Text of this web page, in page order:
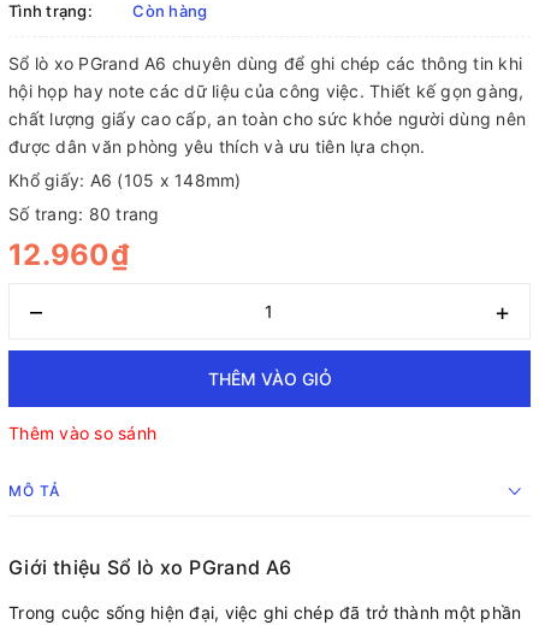
Tình trạng:
Còn hàng
Sổ lò xo PGrand A6 chuyên dùng để ghi chép các thông tin khi
hội họp hay note các dữ liệu của công việc. Thiết kế gọn gàng,
chất lượng giấy cao cấp, an toàn cho sức khỏe người dùng nên
được dân văn phòng yêu thích và ưu tiên lựa chọn.
Khổ giấy: A6 (105 x 148mm)
Số trang: 80 trang
12.960₫
– +
THÊM VÀO GIỎ
Thêm vào so sánh
MÔ TẢ
Giới thiệu Sổ lò xo PGrand A6
Trong cuộc sống hiện đại, việc ghi chép đã trở thành một phần